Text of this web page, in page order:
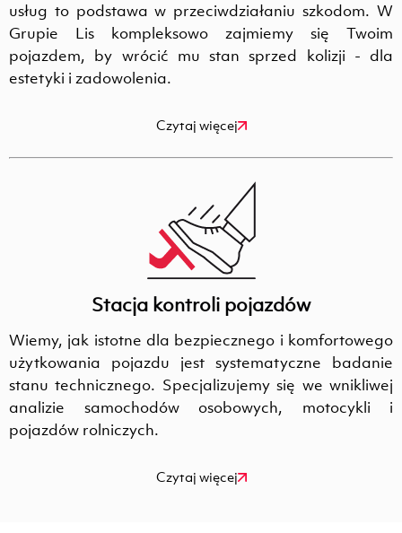
usług to podstawa w przeciwdziałaniu szkodom. W
Grupie Lis kompleksowo zajmiemy się Twoim
pojazdem, by wrócić mu stan sprzed kolizji - dla
estetyki i zadowolenia.
Czytaj więcej
Stacja kontroli pojazdów
Wiemy, jak istotne dla bezpiecznego i komfortowego
użytkowania pojazdu jest systematyczne badanie
stanu technicznego. Specjalizujemy się we wnikliwej
analizie samochodów osobowych, motocykli i
pojazdów rolniczych.
Czytaj więcej